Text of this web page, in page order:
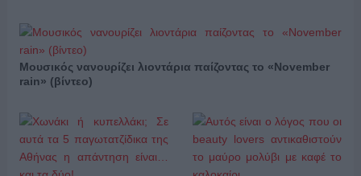
Μουσικός νανουρίζει λιοντάρια παίζοντας το «November
rain» (βίντεο)